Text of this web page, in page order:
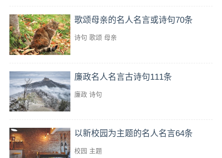
歌颂母亲的名人名言或诗句70条
诗句 歌颂 母亲
廉政名人名言古诗句111条
廉政 诗句
以新校园为主题的名人名言64条
校园 主题